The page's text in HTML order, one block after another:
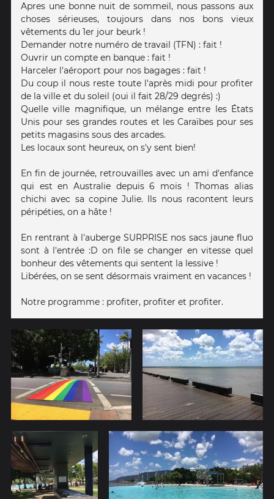
Apres une bonne nuit de sommeil, nous passons aux
choses sérieuses, toujours dans nos bons vieux
vêtements du 1er jour beurk !
Demander notre numéro de travail (TFN) : fait !
Ouvrir un compte en banque : fait !
Harceler l'aéroport pour nos bagages : fait !
Du coup il nous reste toute l'après midi pour profiter
de la ville et du soleil (oui il fait 28/29 degrés) :)
Quelle ville magnifique, un mélange entre les États
Unis pour ses grandes routes et les Caraïbes pour ses
petits magasins sous des arcades.
Les locaux sont heureux, on s'y sent bien!
En fin de journée, retrouvailles avec un ami d'enfance
qui est en Australie depuis 6 mois ! Thomas alias
chichi avec sa copine Julie. Ils nous racontent leurs
péripéties, on a hâte !
En rentrant à l'auberge SURPRISE nos sacs jaune fluo
sont à l'entrée :D on file se changer en vitesse quel
bonheur des vêtements qui sentent la lessive !
Libérées, on se sent désormais vraiment en vacances !
Notre programme : profiter, profiter et profiter.